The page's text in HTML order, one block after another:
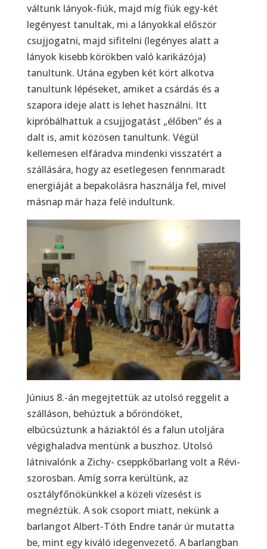
váltunk lányok-fiúk, majd míg fiúk egy-két
legényest tanultak, mi a lányokkal először
csujjogatni, majd sifitelni (legényes alatt a
lányok kisebb körökben való karikázója)
tanultunk. Utána egyben két kört alkotva
tanultunk lépéseket, amiket a csárdás és a
szapora ideje alatt is lehet használni. Itt
kipróbálhattuk a csujjogatást „élőben” és a
dalt is, amit közösen tanultunk. Végül
kellemesen elfáradva mindenki visszatért a
szállására, hogy az esetlegesen fennmaradt
energiáját a bepakolásra használja fel, mivel
másnap már haza felé indultunk.
Június 8.-án megejtettük az utolsó reggelit a
szálláson, behúztuk a bőröndöket,
elbúcsúztunk a háziaktól és a falun utoljára
végighaladva mentünk a buszhoz. Utolsó
látnivalónk a Zichy- cseppkőbarlang volt a Révi-
szorosban. Amíg sorra kerültünk, az
osztályfőnökünkkel a közeli vízesést is
megnéztük. A sok csoport miatt, nekünk a
barlangot Albert-Tóth Endre tanár úr mutatta
be, mint egy kiváló idegenvezető. A barlangban